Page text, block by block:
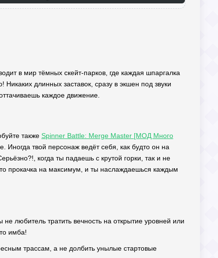
в мир тёмных скейт-парков, где каждая шпаргалка
длинных заставок, сразу в экшен под звуки
каждое движение.
также Spinner Battle: Merge Master [МОД Много
твой персонаж ведёт себя, как будто он на
когда ты падаешь с крутой горки, так и не
прокачка на максимум, и ты наслаждаешься каждым
любитель тратить вечность на открытие уровней или
имба!
трассам, а не долбить унылые стартовые